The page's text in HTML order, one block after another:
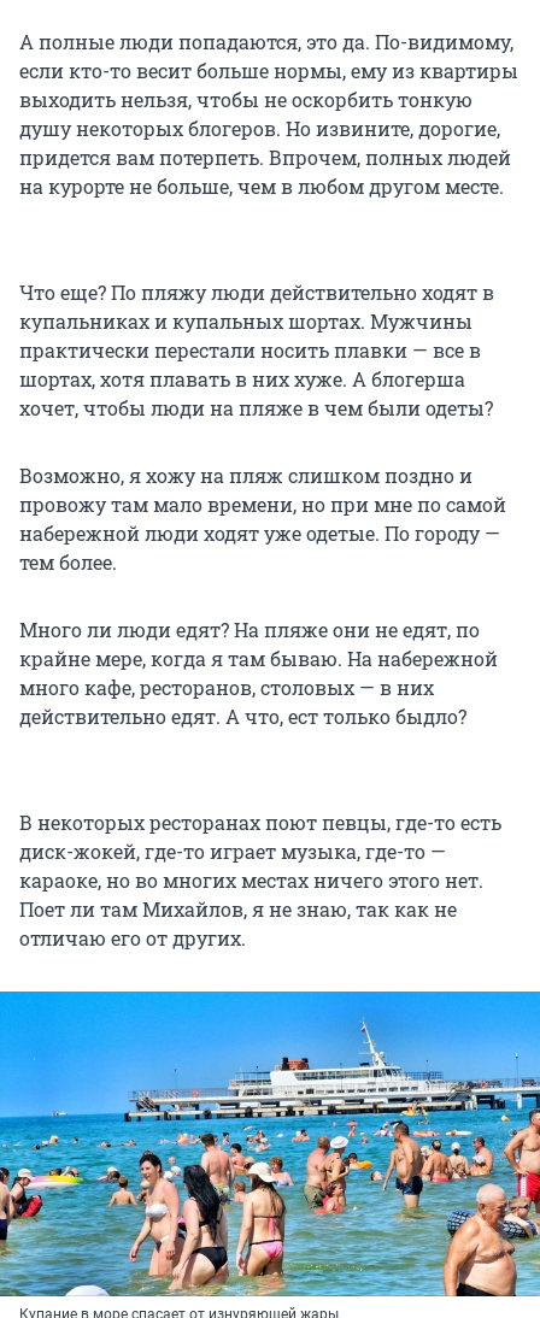
А полные люди попадаются, это да. По-видимому,
если кто-то весит больше нормы, ему из квартиры
выходить нельзя, чтобы не оскорбить тонкую
душу некоторых блогеров. Но извините, дорогие,
придется вам потерпеть. Впрочем, полных людей
на курорте не больше, чем в любом другом месте.
Что еще? По пляжу люди действительно ходят в
купальниках и купальных шортах. Мужчины
практически перестали носить плавки — все в
шортах, хотя плавать в них хуже. А блогерша
хочет, чтобы люди на пляже в чем были одеты?
Возможно, я хожу на пляж слишком поздно и
провожу там мало времени, но при мне по самой
набережной люди ходят уже одетые. По городу —
тем более.
Много ли люди едят? На пляже они не едят, по
крайне мере, когда я там бываю. На набережной
много кафе, ресторанов, столовых — в них
действительно едят. А что, ест только быдло?
В некоторых ресторанах поют певцы, где-то есть
диск-жокей, где-то играет музыка, где-то —
караоке, но во многих местах ничего этого нет.
Поет ли там Михайлов, я не знаю, так как не
отличаю его от других.
Купание в море спасает от изнуряющей жары